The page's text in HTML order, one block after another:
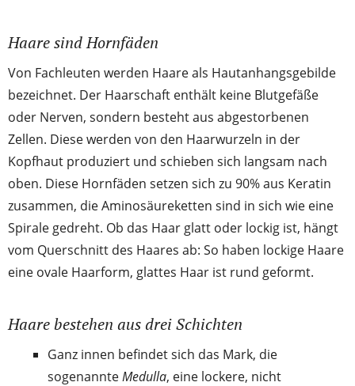
Haare sind Hornfäden
Von Fachleuten werden Haare als Hautanhangsgebilde
bezeichnet. Der Haarschaft enthält keine Blutgefäße
oder Nerven, sondern besteht aus abgestorbenen
Zellen. Diese werden von den Haarwurzeln in der
Kopfhaut produziert und schieben sich langsam nach
oben. Diese Hornfäden setzen sich zu 90% aus Keratin
zusammen, die Aminosäureketten sind in sich wie eine
Spirale gedreht. Ob das Haar glatt oder lockig ist, hängt
vom Querschnitt des Haares ab: So haben lockige Haare
eine ovale Haarform, glattes Haar ist rund geformt.
Haare bestehen aus drei Schichten
Ganz innen befindet sich das Mark, die
sogenannteMedulla, eine lockere, nicht